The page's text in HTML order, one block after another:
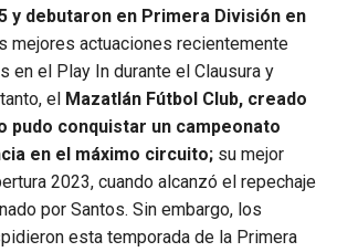
y debutaron en Primera División en
mejores actuaciones recientemente
en el Play In durante el Clausura y
el Mazatlán Fútbol Club, creado
pudo conquistar un campeonato
en el máximo circuito; su mejor
2023, cuando alcanzó el repechaje
por Santos. Sin embargo, los
esta temporada de la Primera